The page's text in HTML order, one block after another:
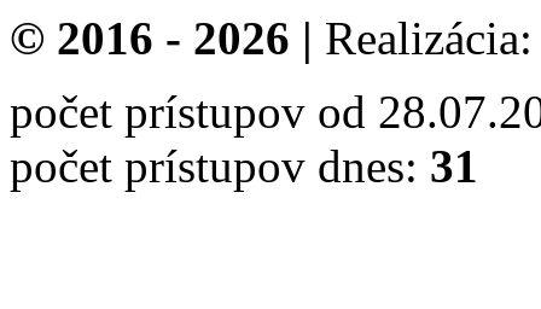
© 2016 - 2026 |
počet prístupov od
počet prístupov dnes: 31